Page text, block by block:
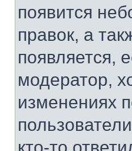
появится
правок, а
появляется,
модератор,
изменениях